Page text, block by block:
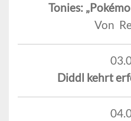
Tonies:
Von
Diddl kehrt